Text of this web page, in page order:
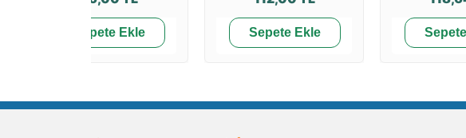
Sepete Ekle Sepete Ekle